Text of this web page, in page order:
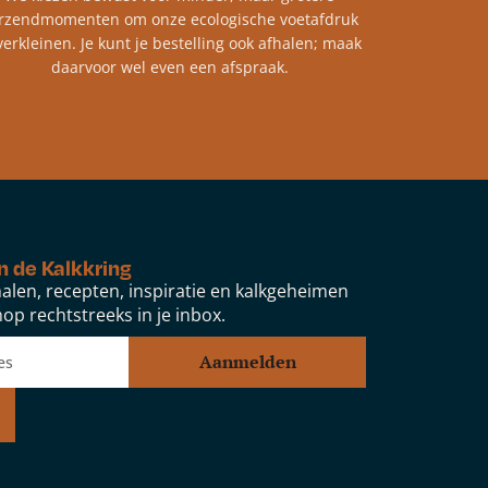
om onze ecologische voetafdruk
Je kunt je bestelling ook afhalen; maak
daarvoor wel even een afspraak.
de Kalkkring
recepten, inspiratie en kalkgeheimen
rechtstreeks in je inbox.
Aanmelden